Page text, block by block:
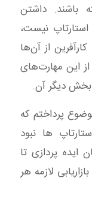
باشند. داشتن
نیست،
از آن‌ها
این مهارت‌های
دیگر آن.
پرداختم که
ها نبود
ایده پردازی تا
لازمه هر